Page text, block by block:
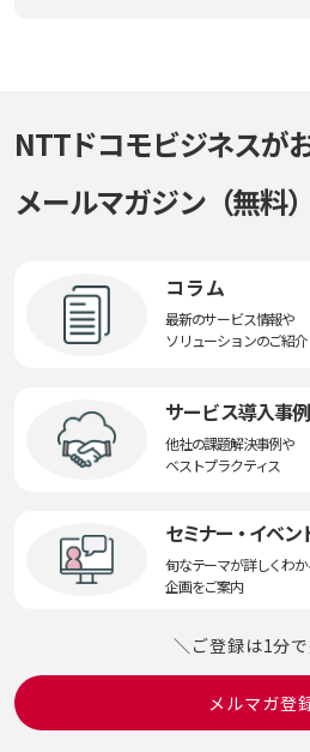
NTTドコモビジネスが
メールマガジン（無料
コラム
最新のサービス情報や
ソリューションのご紹介
サービス導入事例
他社の課題解決事例や
ベストプラクティス
セミナー・イベン
旬なテーマが詳しくわか
企画をご案内
＼ご登録は1分
メルマガ登